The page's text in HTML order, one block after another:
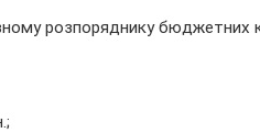
розпоряднику бюджетних